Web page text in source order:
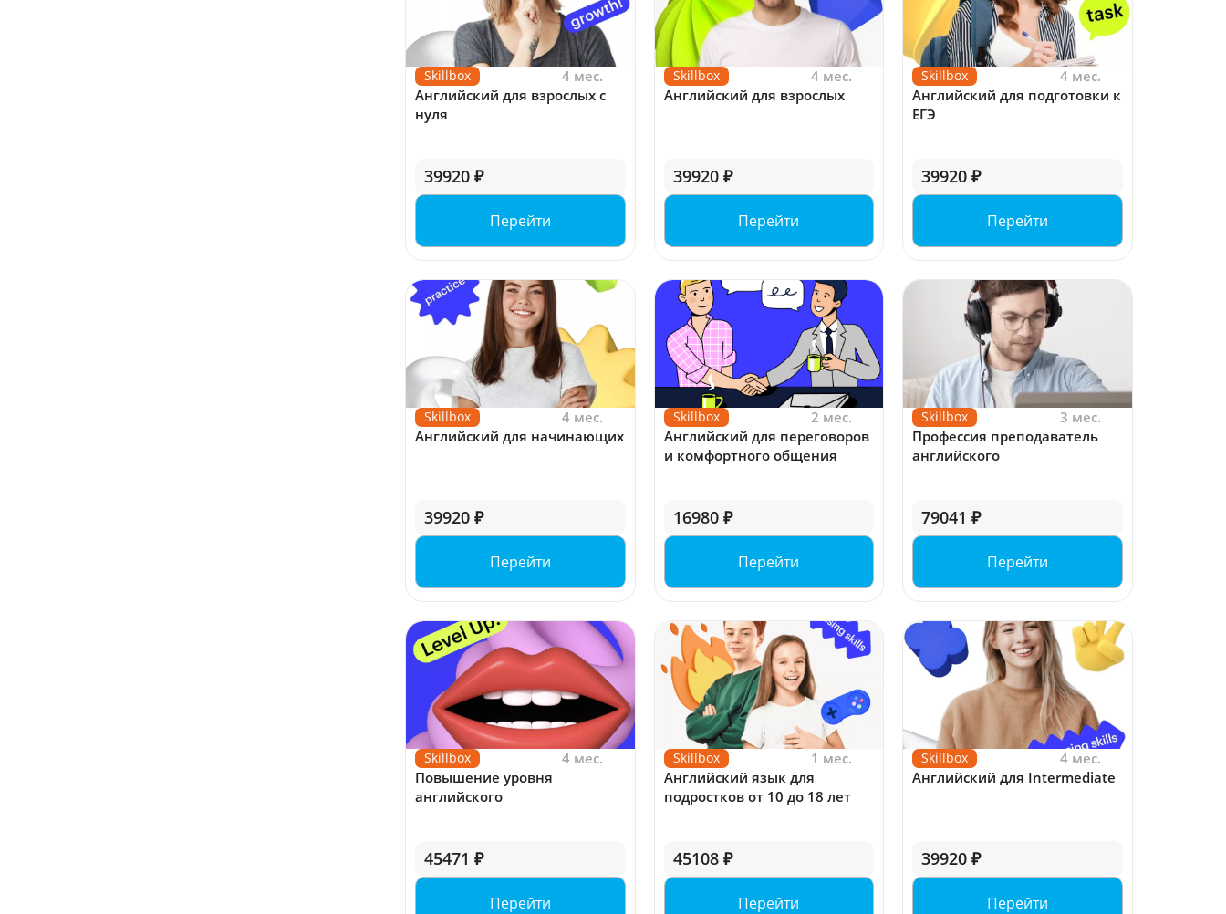
Skillbox
4 мес.
Английский для взрослых с
нуля
39920 ₽
Перейти
Skillbox
4 мес.
Английский для взрослых
39920 ₽
Перейти
Skillbox
4 мес.
Английский для подготовки к
ЕГЭ
39920 ₽
Перейти
Skillbox
4 мес.
Английский для начинающих
39920 ₽
Перейти
Skillbox
2 мес.
Английский для переговоров
и комфортного общения
16980 ₽
Перейти
Skillbox
3 мес.
Профессия преподаватель
английского
79041 ₽
Перейти
Skillbox
4 мес.
Повышение уровня
английского
45471 ₽
Перейти
Skillbox
1 мес.
Английский язык для
подростков от 10 до 18 лет
45108 ₽
Перейти
Skillbox
4 мес.
Английский для Intermediate
39920 ₽
Перейти